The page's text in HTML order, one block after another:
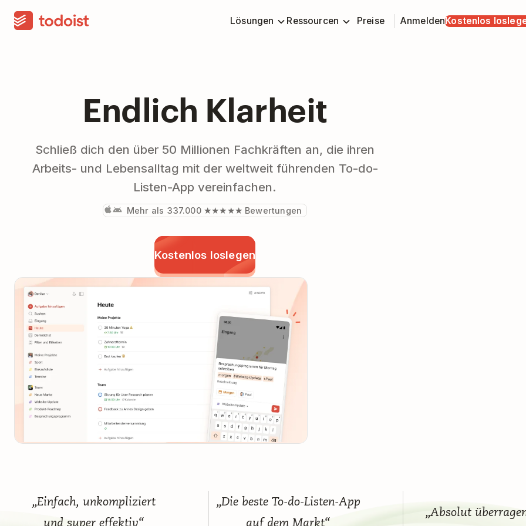
Lösungen Ressourcen Preise AnmeldenKostenlos
Endlich Klarheit
Schließ dich den über 50 Millionen Fachkräften an, die ihren
Arbeits- und Lebensalltag mit der weltweit führenden To-do-
Listen-App vereinfachen.
Mehr als 337.000 ★★★★★ Bewertungen
Kostenlos loslegen
„Einfach, unkompliziert
und super effektiv“
„Die beste To-do-Listen-App
auf dem Markt“
„Absolut